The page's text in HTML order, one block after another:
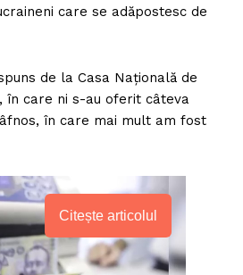
care se adăpostesc de
de la Casa Națională de
în care ni s-au oferit câteva
în care mai mult am fost
Citește articolul